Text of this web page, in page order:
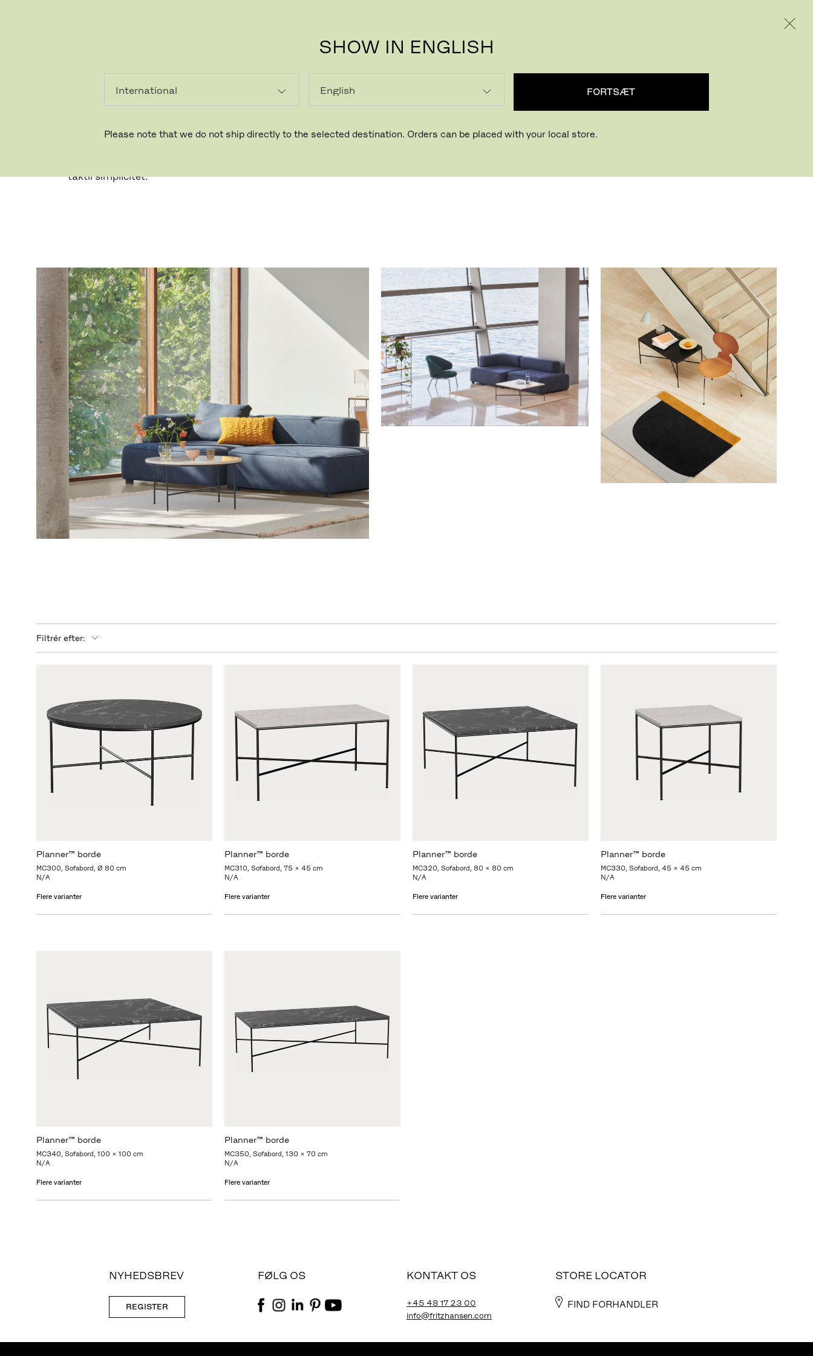
SHOW IN ENGLISH
FORTSÆT
Please note that we do not ship directly to the selected destination. Orders can be placed with your local store.
PLANNER™ BORDE
McCobb, en legendarisk designer kendt for at skabe slanke designs,
taktil simplicitet.
Filtrér efter:
Planner™ borde
MC300, Sofabord, Ø 80 cm
N/A
Flere varianter
Planner™ borde
MC310, Sofabord, 75 x 45 cm
N/A
Flere varianter
Planner™ borde
MC320, Sofabord, 80 x 80 cm
N/A
Flere varianter
Planner™ borde
MC330, Sofabord, 45 x 45 cm
N/A
Flere varianter
Planner™ borde
MC340, Sofabord, 100 x 100 cm
N/A
Flere varianter
Planner™ borde
MC350, Sofabord, 130 x 70 cm
N/A
Flere varianter
NYHEDSBREV
REGISTER
FØLG OS KONTAKT OS
+45 48 17 23 00
info@fritzhansen.com
STORE LOCATOR
FIND FORHANDLER